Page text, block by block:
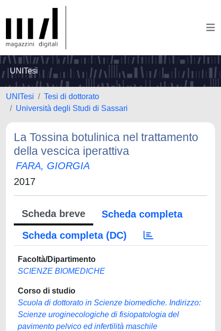
UNITesi
UNITesi
Tesi di dottorato
Università degli Studi di Sassari
La Tossina botulinica nel trattamento
della vescica iperattiva
FARA, GIORGIA
2017
Scheda breve
Scheda completa
Scheda completa (DC)
Facoltà/Dipartimento
SCIENZE BIOMEDICHE
Corso di studio
Scuola di dottorato in Scienze biomediche. Indirizzo:
Scienze uroginecologiche di fisiopatologia del
pavimento pelvico ed infertilità maschile